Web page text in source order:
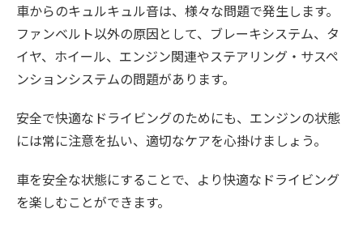
車からのキュルキュル音は、様々な問題で発生します。
ファンベルト以外の原因として、ブレーキシステム、タ
イヤ、ホイール、エンジン関連やステアリング・サスペ
ンションシステムの問題があります。
安全で快適なドライビングのためにも、エンジンの状態
には常に注意を払い、適切なケアを心掛けましょう。
車を安全な状態にすることで、より快適なドライビング
を楽しむことができます。